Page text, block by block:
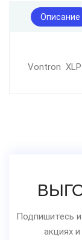
Описание
Vontron
Подпишитесь
акциях